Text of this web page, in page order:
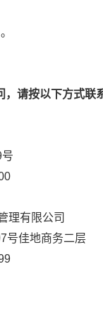
请按以下方式联
学校
安街189号
工程项目
蕴华街97